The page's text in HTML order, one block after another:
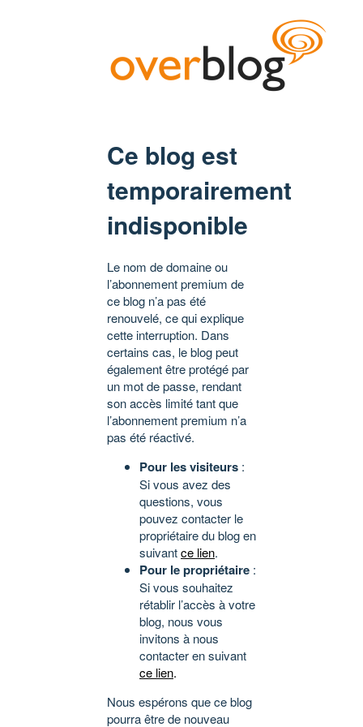
Ce blog est
temporairement
indisponible
Le nom de domaine ou
l’abonnement premium de
ce blog n’a pas été
renouvelé, ce qui explique
cette interruption. Dans
certains cas, le blog peut
également être protégé par
un mot de passe, rendant
son accès limité tant que
l’abonnement premium n’a
pas été réactivé.
Pour les visiteurs :
Si vous avez des
questions, vous
pouvez contacter le
propriétaire du blog en
suivantce lien.
Pour le propriétaire :
Si vous souhaitez
rétablir l’accès à votre
blog, nous vous
invitons à nous
contacter en suivant
ce lien.
Nous espérons que ce blog
pourra être de nouveau